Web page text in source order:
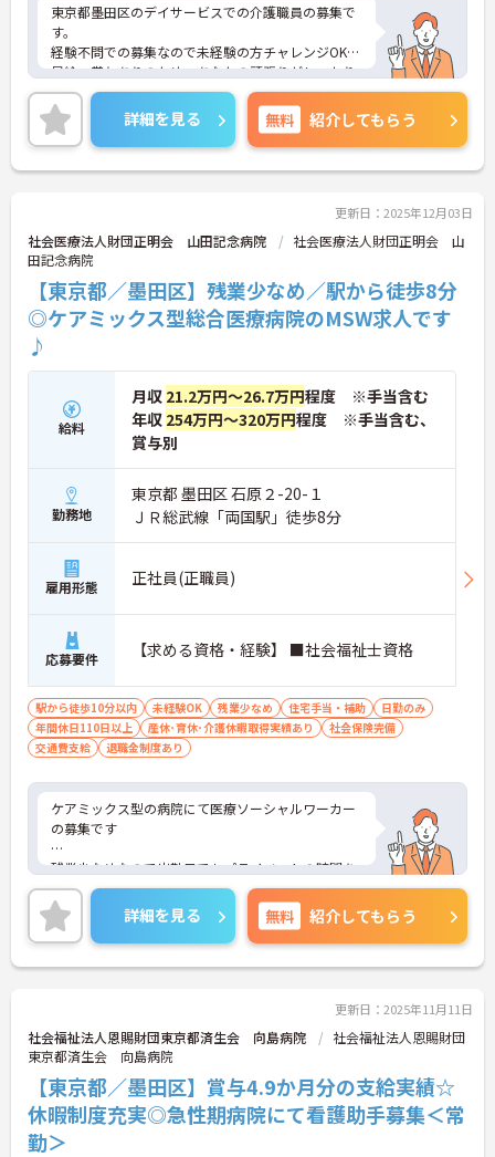
東京都墨田区のデイサービスでの介護職員の募集で
す。
経験不問での募集なので未経験の方チャレンジOK！
昇給・賞与ありのため、あなたの頑張りがしっかり
評価されます。
ご興味のある方は、面接のポイントをお伝えします
のでお気軽にお問い合せください。
詳細を見る 無料 紹介してもらう
更新日：2025年12月03日
社会医療法人財団正明会 山田記念病院
社会医療法人財団正明会 山
田記念病院
【東京都／墨田区】残業少なめ／駅から徒歩8分
◎ケアミックス型総合医療病院のMSW求人です
♪
給料
月収 21.2万円～26.7万円程度 ※手当含む
年収 254万円～320万円程度 ※手当含む、
賞与別
勤務地
東京都 墨田区 石原２-20-１
ＪＲ総武線「両国駅」徒歩8分
雇用形態 正社員(正職員)
応募要件 【求める資格・経験】 ■社会福祉士資格
駅から徒歩10分以内 未経験OK 残業少なめ 住宅手当・補助
日勤のみ
年間休日110日以上
産休･育休･介護休暇取得実績あり
社会保険完備
交通費支給
退職金制度あり
ケアミックス型の病院にて医療ソーシャルワーカー
の募集です
残業少なめなので出勤日でもプライベートの時間を
確保して頂けます◎
また最寄り駅より徒歩8分と好立地にあるので、通
勤のストレスが少ないのも嬉しいポイントです♪
詳細をお話しいたしますのでお気軽にご相談くださ
い。
詳細を見る 無料 紹介してもらう
更新日：2025年11月11日
社会福祉法人恩賜財団東京都済生会 向島病院
社会福祉法人恩賜財団
東京都済生会 向島病院
【東京都／墨田区】賞与4.9か月分の支給実績☆
休暇制度充実◎急性期病院にて看護助手募集＜常
勤＞